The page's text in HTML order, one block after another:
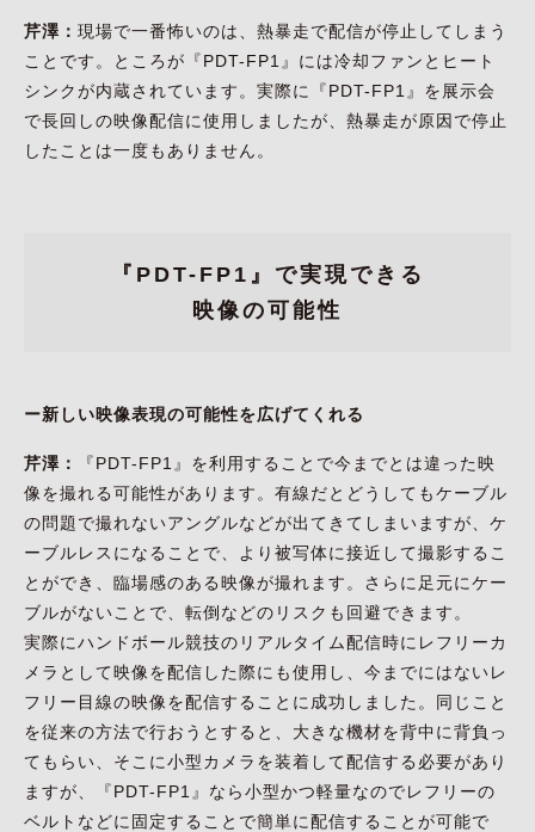
芹澤： 現場で一番怖いのは、熱暴走で配信が停止してしまう
ことです。ところが『PDT-FP1』には冷却ファンとヒート
シンクが内蔵されています。実際に『PDT-FP1』を展示会
で長回しの映像配信に使用しましたが、熱暴走が原因で停止
したことは一度もありません。
『PDT-FP1』で実現できる
映像の可能性
ー新しい映像表現の可能性を広げてくれる
芹澤：
『PDT-FP1』を利用することで今までとは違った映
像を撮れる可能性があります。有線だとどうしてもケーブル
の問題で撮れないアングルなどが出てきてしまいますが、ケ
ーブルレスになることで、より被写体に接近して撮影するこ
とができ、臨場感のある映像が撮れます。さらに足元にケー
ブルがないことで、転倒などのリスクも回避できます。
実際にハンドボール競技のリアルタイム配信時にレフリーカ
メラとして映像を配信した際にも使用し、今までにはないレ
フリー目線の映像を配信することに成功しました。同じこと
を従来の方法で行おうとすると、大きな機材を背中に背負っ
てもらい、そこに小型カメラを装着して配信する必要があり
ますが、『PDT-FP1』なら小型かつ軽量なのでレフリーの
ベルトなどに固定することで簡単に配信することが可能で